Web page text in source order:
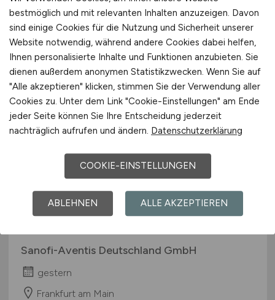
gestern
Nürnberg, Hannover, Berlin, Kiel, Hamburg
Betriebsingenieur*in
Prozessleittechnik (PLT) /
Elektrotechnik / EMSR
Sanofi-Aventis Deutschland GmbH
gestern
Frankfurt am Main
bestmöglich und mit relevanten Inhalten anzuzeigen. Davon
sind einige Cookies für die Nutzung und Sicherheit unserer
Website notwendig, während andere Cookies dabei helfen,
Ihnen personalisierte Inhalte und Funktionen anzubieten. Sie
dienen außerdem anonymen Statistikzwecken. Wenn Sie auf
"Alle akzeptieren" klicken, stimmen Sie der Verwendung aller
Cookies zu. Unter dem Link "Cookie-Einstellungen" am Ende
jeder Seite können Sie Ihre Entscheidung jederzeit
nachträglich aufrufen und ändern. Datenschutzerklärung
COOKIE-EINSTELLUNGEN
ABLEHNEN ALLE AKZEPTIEREN